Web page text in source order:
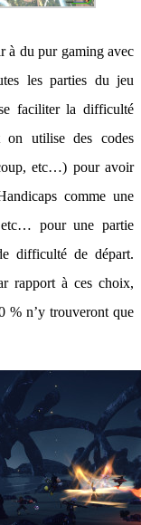
à du pur gaming avec
les parties du jeu
faciliter la difficulté
on utilise des codes
etc…) pour avoir
comme une
pour une partie
difficulté de départ.
rapport à ces choix,
% n’y trouveront que